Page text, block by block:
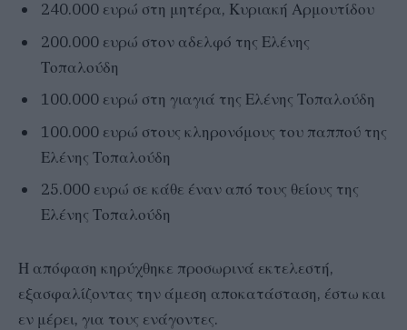
240.000 ευρώ στη μητέρα, Κυριακή Αρμουτίδου
200.000 ευρώ στον αδελφό της Ελένης
Τοπαλούδη
100.000 ευρώ στη γιαγιά της Ελένης Τοπαλούδη
100.000 ευρώ στους κληρονόμους του παππού της
Ελένης Τοπαλούδη
25.000 ευρώ σε κάθε έναν από τους θείους της
Ελένης Τοπαλούδη
Η απόφαση κηρύχθηκε προσωρινά εκτελεστή,
εξασφαλίζοντας την άμεση αποκατάσταση, έστω και
εν μέρει, για τους ενάγοντες.